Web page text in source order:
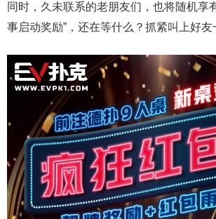
同时，久未联系的老朋友们，也将随机享
事启动奖励”，还在等什么？抓紧叫上好友